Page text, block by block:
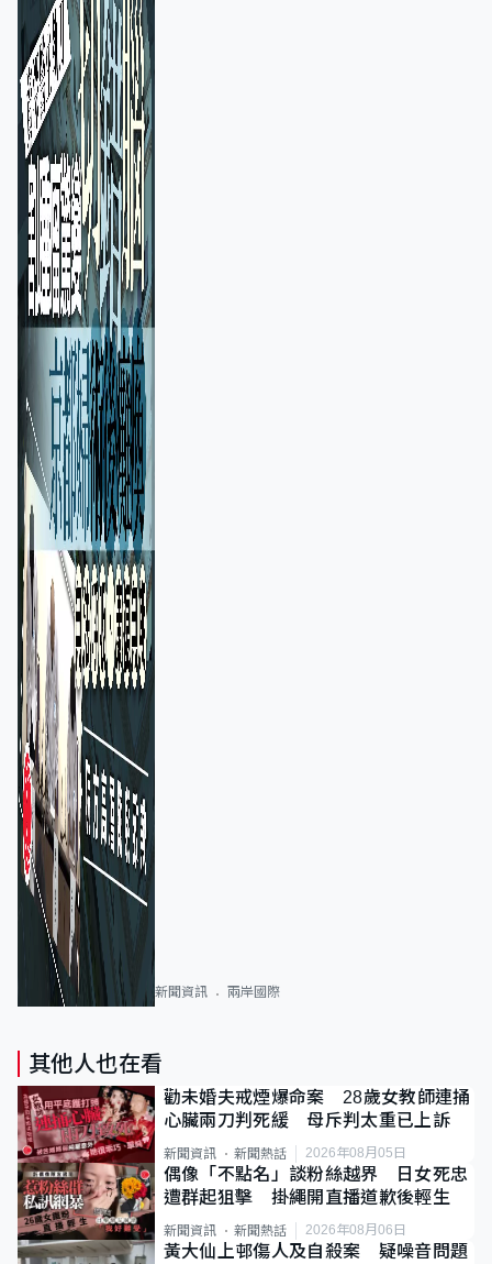
新聞資訊 兩岸國際
其他人也在看
勸未婚夫戒煙爆命案 28歲女教師連捅
心臟兩刀判死緩 母斥判太重已上訴
新聞資訊 新聞熱話 2026年08月05日
偶像「不點名」談粉絲越界 日女死忠
遭群起狙擊 掛繩開直播道歉後輕生
新聞資訊 新聞熱話 2026年08月06日
黃大仙上邨傷人及自殺案 疑噪音問題